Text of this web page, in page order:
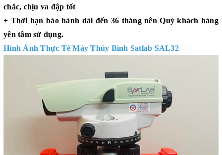
chắc, chịu va đập tốt
+ Thời hạn bảo hành dài đến 36 tháng nên Quý khách hàng
yên tâm sử dụng.
Hình Ảnh Thực Tế Máy Thủy Bình Satlab SAL32